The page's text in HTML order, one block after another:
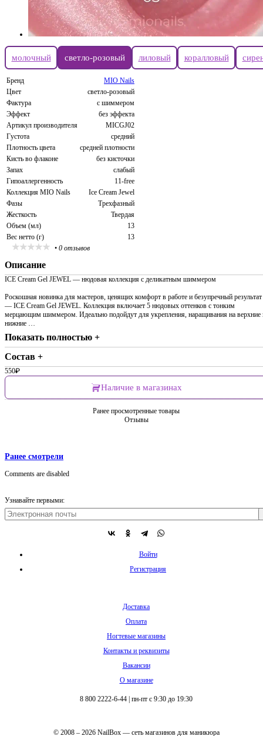
молочный светло-розовый лиловый коралловый
Бренд
MIO Nails
Цвет
светло-розовый
Фактура
с шиммером
Эффект
без эффекта
Артикул производителя
MICGJ02
Густота
средний
Плотность цвета
средней плотности
Кисть во флаконе
без кисточки
Запах
слабый
Гипоаллергенность
11-free
Коллекция MIO Nails
Ice Cream Jewel
Фазы
Трехфазный
Жесткость
Твердая
Объем (мл)
13
Вес нетто (г)
13
• 0 отзывов
Описание
ICE Cream Gel JEWEL — нюдовая коллекция с деликатным шиммером
Роскошная новинка для мастеров, ценящих комфорт в работе и безупречный результат
— ICE Cream Gel JEWEL. Коллекция включает 5 нюдовых оттенков с тонким
мерцающим шиммером. Идеально подойдут для укрепления, наращивания на верхние
нижние …
Показать полностью +
Состав +
550₽
Наличие в магазинах
Ранее просмотренные товары
Отзывы
Ранее смотрели
Comments are disabled
Узнавайте первыми:
Войти
Регистрация
Доставка
Оплата
Ногтевые магазины
Контакты и реквизиты
Вакансии
О магазине
8 800 2222-6-44 пн-пт с 9:30 до 19:30
© 2008 – 2026 NailBox — сеть магазинов для маникюра